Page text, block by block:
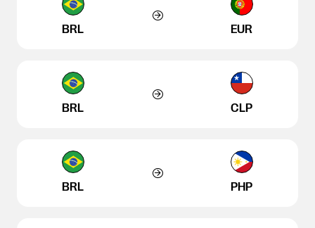
BRL EUR
BRL CLP
BRL PHP